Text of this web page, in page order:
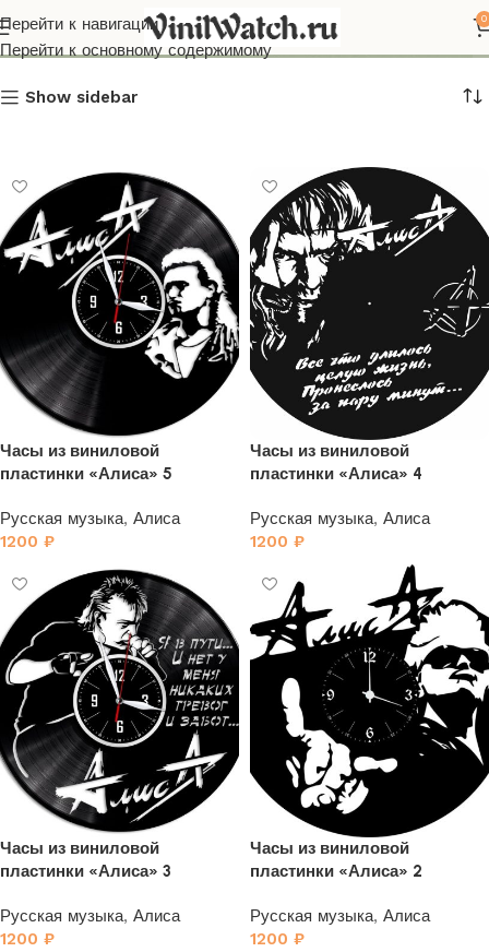
Перейти к навигации
Перейти к основному содержимому
0
Show sidebar
Часы из виниловой
пластинки «Алиса» 5
Русская музыка, Алиса
1200 ₽
Часы из виниловой
пластинки «Алиса» 4
Русская музыка, Алиса
1200 ₽
Часы из виниловой
пластинки «Алиса» 3
Русская музыка, Алиса
1200 ₽
Часы из виниловой
пластинки «Алиса» 2
Русская музыка, Алиса
1200 ₽